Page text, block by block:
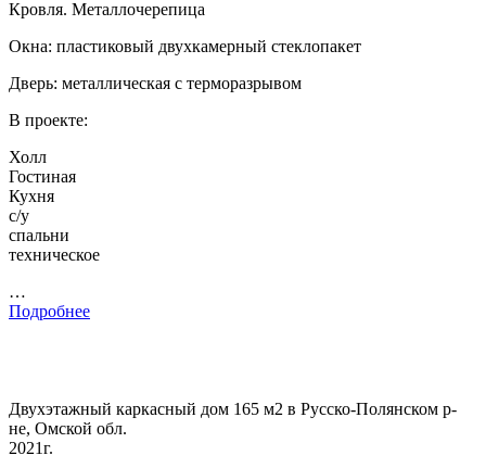
Кровля. Металлочерепица
Окна: пластиковый двухкамерный стеклопакет
Дверь: металлическая с терморазрывом
В проекте:
Холл
Гостиная
Кухня
с/у
спальни
техническое
…
Подробнее
Двухэтажный каркасный дом 165 м2 в Русско-Полянском р-
не, Омской обл.
2021г.